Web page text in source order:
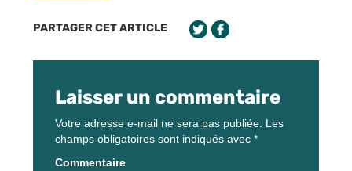
PARTAGER CET ARTICLE
Laisser un commentaire
Votre adresse e-mail ne sera pas publiée. Les
champs obligatoires sont indiqués avec *
Commentaire